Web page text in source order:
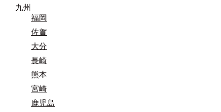
九州
福岡
佐賀
大分
長崎
熊本
宮崎
鹿児島